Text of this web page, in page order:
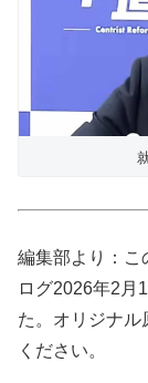
編集部より：こ
ログ2026年2月
た。オリジナル
ください。